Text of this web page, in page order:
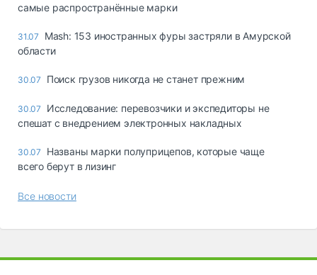
самые распространённые марки
31.07
Mash: 153 иностранных фуры застряли в Амурской
области
30.07 Поиск грузов никогда не станет прежним
30.07
Исследование: перевозчики и экспедиторы не
спешат с внедрением электронных накладных
30.07
Названы марки полуприцепов, которые чаще
всего берут в лизинг
Все новости